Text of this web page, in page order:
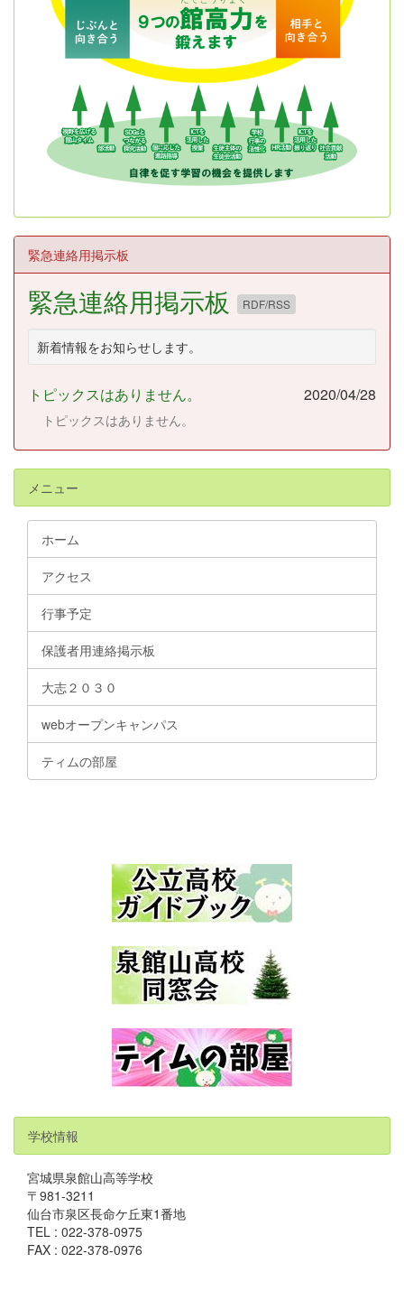
緊急連絡用掲示板
緊急連絡用掲示板 RDF/RSS
新着情報をお知らせします。
トピックスはありません。 2020/04/28
トピックスはありません。
メニュー
ホーム
アクセス
行事予定
保護者用連絡掲示板
大志２０３０
webオープンキャンパス
ティムの部屋
学校情報
宮城県泉館山高等学校
〒981-3211
仙台市泉区長命ケ丘東1番地
TEL : 022-378-0975
FAX : 022-378-0976